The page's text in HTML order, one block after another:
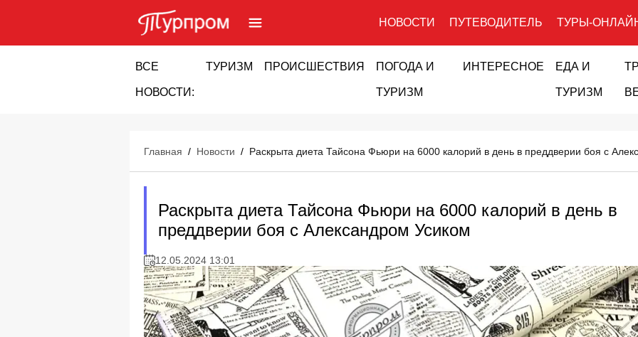
НОВОСТИ ПУТЕВОДИТЕЛЬ ТУРЫ-
ВСЕ
НОВОСТИ:
ТУРИЗМ ПРОИСШЕСТВИЯ ПОГОДА И
ТУРИЗМ
ИНТЕРЕСНОЕ ЕДА И
ТУРИЗМ
Главная / Новости / Раскрыта диета Тайсона Фьюри на 6000 калорий в день в преддверии боя с
Раскрыта диета Тайсона Фьюри на 6000 калорий в день в
преддверии боя с Александром Усиком
12.05.2024 13:01